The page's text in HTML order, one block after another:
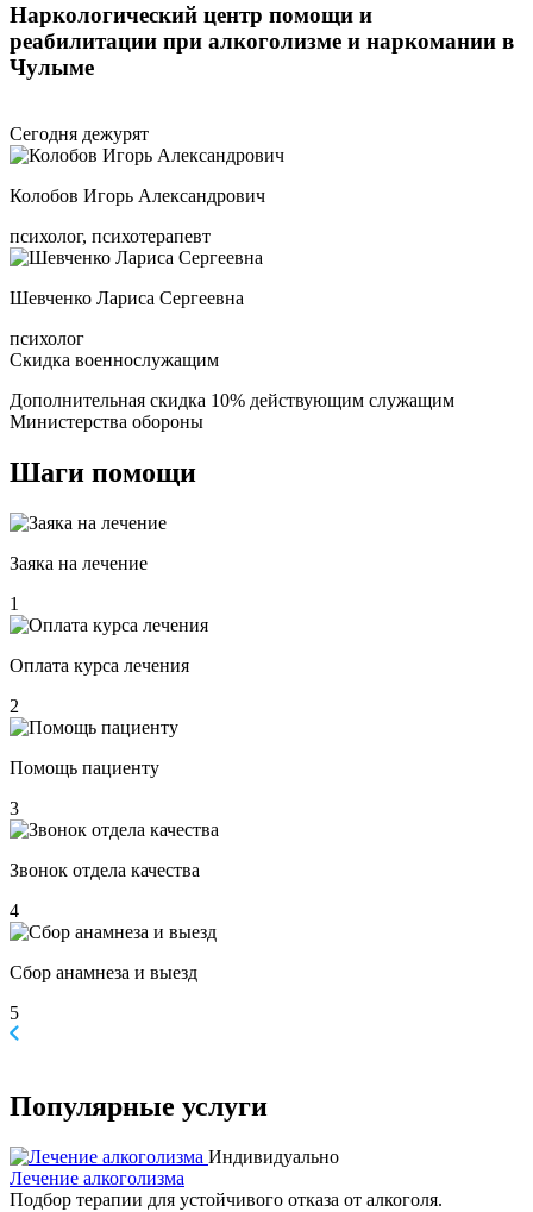
Наркологический центр помощи и
реабилитации при алкоголизме и наркомании в
Чулыме
Сегодня дежурят
Колобов Игорь Александрович
психолог, психотерапевт
Шевченко Лариса Сергеевна
психолог
Скидка военнослужащим
Дополнительная скидка 10% действующим служащим
Министерства обороны
Шаги помощи
Заяка на лечение
1
Оплата курса лечения
2
Помощь пациенту
3
Звонок отдела качества
4
Сбор анамнеза и выезд
5
Популярные услуги
Индивидуально
Лечение алкоголизма
Подбор терапии для устойчивого отказа от алкоголя.